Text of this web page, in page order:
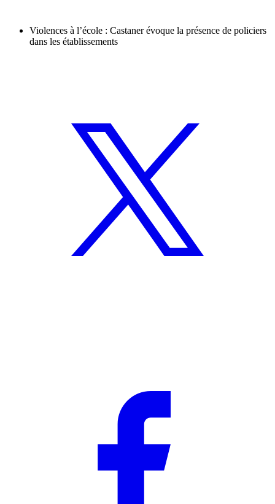
Violences à l’école : Castaner évoque la présence de policiers
dans les établissements